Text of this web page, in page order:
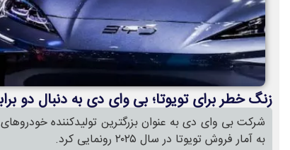
زنگ خطر برای تویوتا؛ بی وای دی به دنبال دو
شرکت بی وای دی به عنوان بزرگترین تولیدکننده
به آمار فروش تویوتا در سال ۲۰۲۵ رونمایی کرد.